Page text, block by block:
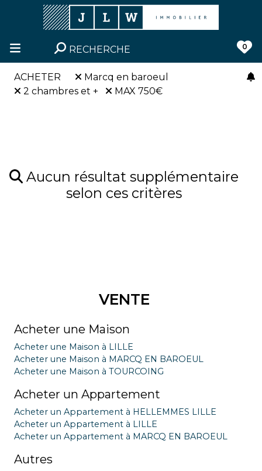
RECHERCHE 0
ACHETER
Marcq en baroeul
2 chambres et +
MAX 750€
Aucun résultat supplémentaire
selon ces critères
VENTE
Acheter une Maison
Acheter une Maison à LILLE
Acheter une Maison à MARCQ EN BAROEUL
Acheter une Maison à TOURCOING
Acheter un Appartement
Acheter un Appartement à HELLEMMES LILLE
Acheter un Appartement à LILLE
Acheter un Appartement à MARCQ EN BAROEUL
Autres